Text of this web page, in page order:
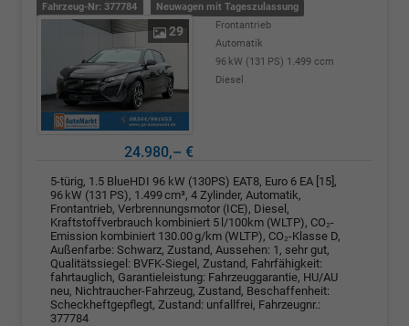
Fahrzeug-Nr: 377784 Neuwagen mit Tageszulassung
29
Frontantrieb
Automatik
96 kW (131 PS) 1.499 ccm
Diesel
24.980,– €
5-türig, 1.5 BlueHDI 96 kW (130PS) EAT8, Euro 6 EA [15],
96 kW (131 PS), 1.499 cm³, 4 Zylinder, Automatik,
Frontantrieb, Verbrennungsmotor (ICE), Diesel,
Kraftstoffverbrauch kombiniert 5 l/100km (WLTP), CO₂-
Emission kombiniert 130.00 g/km (WLTP), CO₂-Klasse D,
Außenfarbe: Schwarz, Zustand, Aussehen: 1, sehr gut,
Qualitätssiegel: BVFK-Siegel, Zustand, Fahrfähigkeit:
fahrtauglich, Garantieleistung: Fahrzeuggarantie, HU/AU
neu, Nichtraucher-Fahrzeug, Zustand, Beschaffenheit:
Scheckheftgepflegt, Zustand: unfallfrei, Fahrzeugnr.:
377784